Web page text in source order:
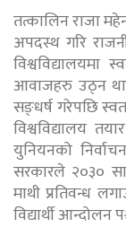
तत्कालिन राजा
अपदस्थ गरि
विश्वविद्यालयमा
आवाजहरु उठ्न
सङ्धर्ष गरेपछि
विश्वविद्यालय
युनियनको
सरकारले २०३०
माथी प्रतिवन्ध
विद्यार्थी आन्दोलन